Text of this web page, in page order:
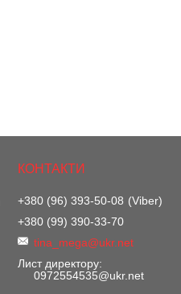
+380 (96) 393-50-08
Viber
+380 (99) 390-33-70
tina_mega@ukr.net
Лист директору
0972554535@ukr.net